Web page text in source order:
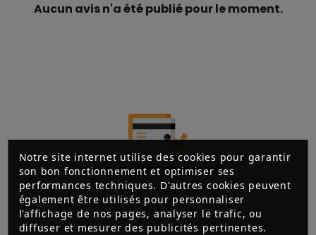
Notre site internet utilise des cookies pour garantir
son bon fonctionnement et optimiser ses
performances techniques. D'autres cookies peuvent
également être utilisés pour personnaliser
l'affichage de nos pages, analyser le trafic, ou
diffuser et mesurer des publicités pertinentes.
Aucun avis n'a été publié pour le moment.
PAIEMENT SÉCURISÉ
3D SECURE, CHÈQUES, CB,
VIREMENT